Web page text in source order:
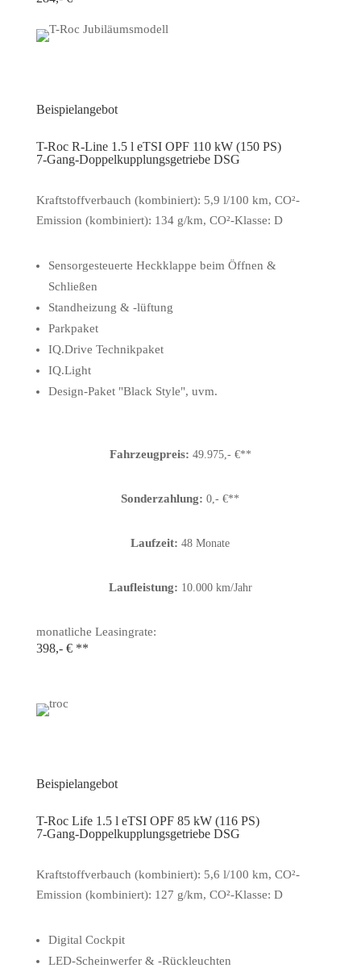
Beispielangebot
T-Roc R-Line 1.5 l eTSI OPF 110 kW (150 PS)
7-Gang-Doppelkupplungsgetriebe DSG
Kraftstoffverbauch (kombiniert): 5,9 l/100 km, CO²-
Emission (kombiniert): 134 g/km, CO²-Klasse: D
Sensorgesteuerte Heckklappe beim Öffnen &
Schließen
Standheizung & -lüftung
Parkpaket
IQ.Drive Technikpaket
IQ.Light
Design-Paket "Black Style", uvm.
Fahrzeugpreis: 49.975,- €**
Sonderzahlung:0,- €**
Laufzeit:48 Monate
Laufleistung: 10.000 km/Jahr
monatliche Leasingrate:
398,- € **
Beispielangebot
T-Roc Life 1.5 l eTSI OPF 85 kW (116 PS)
7-Gang-Doppelkupplungsgetriebe DSG
Kraftstoffverbauch (kombiniert): 5,6 l/100 km, CO²-
Emission (kombiniert): 127 g/km, CO²-Klasse: D
Digital Cockpit
LED-Scheinwerfer & -Rückleuchten